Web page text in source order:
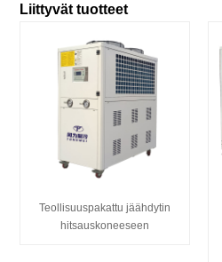
Liittyvät tuotteet
Teollisuuspakattu jäähdytin
hitsauskoneeseen